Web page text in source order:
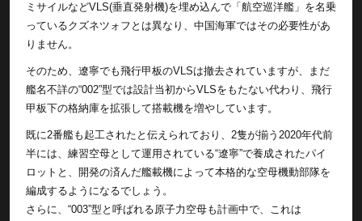
ミサイルなどVLS(垂直発射機)を埋め込んで「航空巡洋艦」を名乗
っているクズネツォフとは異なり、中国海軍ではその必要性があ
りません。
そのため、遼寧でも飛行甲板のVLSは撤去されていますが、まだ
艦名不詳の“002”型では設計当初からVLSをもたない代わり、飛行
甲板下の格納庫を拡張して搭載機を増やしています。
既に2番艦も起工されたと伝えられており、2隻が揃う2020年代前
半には、練習空母として運用されている“遼寧”で養成されたパイ
ロットと、開発の済んだ艦載機によって本格的な空母機動部隊を
編成するようになるでしょう。
さらに、“003”型と呼ばれる原子力空母も計画中で、これは